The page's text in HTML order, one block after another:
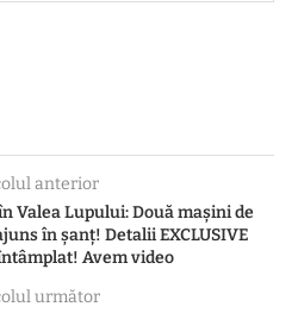
anterior
Valea Lupului: Două mașini de
în șanț! Detalii EXCLUSIVE
Avem video
următor